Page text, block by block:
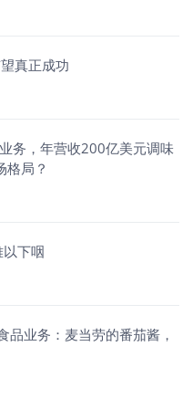
真正成功
务，年营收200亿美元调味
格局？
下咽
品业务：麦当劳的番茄酱，